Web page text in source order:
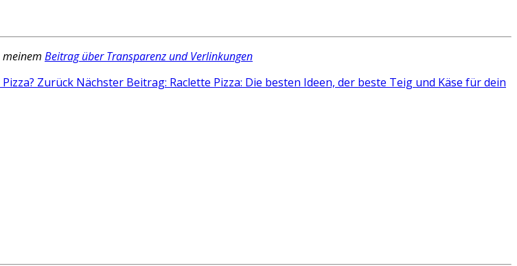
Beitrag über Transparenz und Verlinkungen
Zurück Nächster Beitrag: Raclette Pizza: Die besten Ideen, der beste Teig und Käse für dein